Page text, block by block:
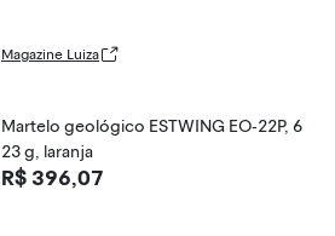
Magazine Luiza
Martelo geológico ESTWING EO-22P, 6
23 g, laranja
R$ 396,07